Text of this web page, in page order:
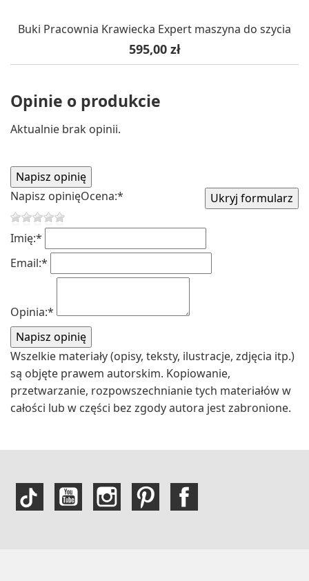
Buki Pracownia Krawiecka Expert maszyna do szycia
Cena
595,00 zł
Opinie o produkcie
Aktualnie brak opinii.
Napisz opinięOcena:*
Imię:*
Email:*
Opinia:*
Wszelkie materiały (opisy, teksty, ilustracje, zdjęcia itp.)
są objęte prawem autorskim. Kopiowanie,
przetwarzanie, rozpowszechnianie tych materiałów w
całości lub w części bez zgody autora jest zabronione.